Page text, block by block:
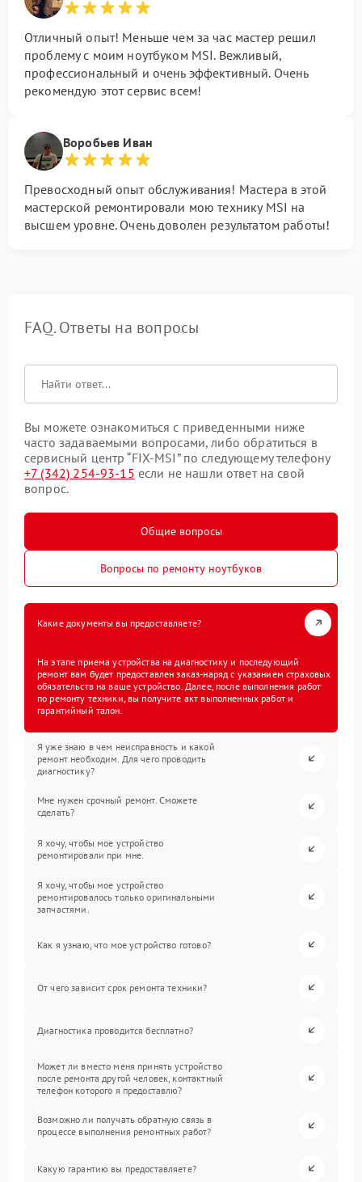
Отличный опыт! Меньше чем за час мастер решил
проблему с моим ноутбуком MSI. Вежливый,
профессиональный и очень эффективный. Очень
рекомендую этот сервис всем!
Воробьев Иван
Превосходный опыт обслуживания! Мастера в этой
мастерской ремонтировали мою технику MSI на
высшем уровне. Очень доволен результатом работы!
FAQ. Ответы на вопросы
Вы можете ознакомиться с приведенными ниже
часто задаваемыми вопросами, либо обратиться в
сервисный центр “FIX-MSI” по следующему телефону
+7 (342) 254-93-15 если не нашли ответ на свой
вопрос.
Общие вопросы
Вопросы по ремонту ноутбуков
Какие документы вы предоставляете?
На этапе приема устройства на диагностику и последующий
ремонт вам будет предоставлен заказ-наряд с указанием страховых
обязательств на ваше устройство. Далее, после выполнения работ
по ремонту техники, вы получите акт выполненных работ и
гарантийный талон.
Я уже знаю в чем неисправность и какой
ремонт необходим. Для чего проводить
диагностику?
Мне нужен срочный ремонт. Сможете
сделать?
Я хочу, чтобы мое устройство
ремонтировали при мне.
Я хочу, чтобы мое устройство
ремонтировалось только оригинальными
запчастями.
Как я узнаю, что мое устройство готово?
От чего зависит срок ремонта техники?
Диагностика проводится бесплатно?
Может ли вместо меня принять устройство
после ремонта другой человек, контактный
телефон которого я предоставлю?
Возможно ли получать обратную связь в
процессе выполнения ремонтных работ?
Какую гарантию вы предоставляете?